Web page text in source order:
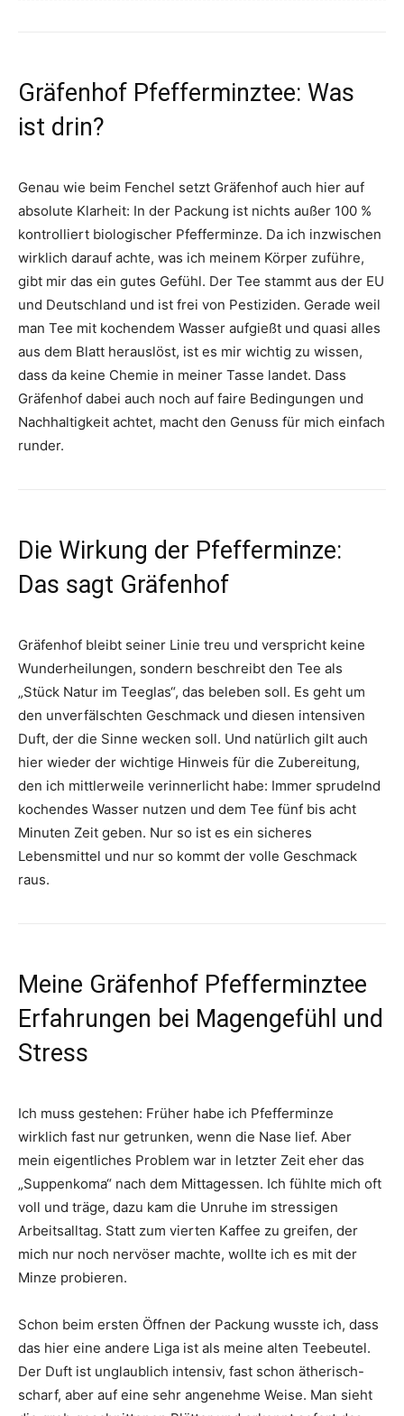
Gräfenhof Pfefferminztee: Was
ist drin?
Genau wie beim Fenchel setzt Gräfenhof auch hier auf
absolute Klarheit: In der Packung ist nichts außer 100 %
kontrolliert biologischer Pfefferminze. Da ich inzwischen
wirklich darauf achte, was ich meinem Körper zuführe,
gibt mir das ein gutes Gefühl. Der Tee stammt aus der EU
und Deutschland und ist frei von Pestiziden. Gerade weil
man Tee mit kochendem Wasser aufgießt und quasi alles
aus dem Blatt herauslöst, ist es mir wichtig zu wissen,
dass da keine Chemie in meiner Tasse landet. Dass
Gräfenhof dabei auch noch auf faire Bedingungen und
Nachhaltigkeit achtet, macht den Genuss für mich einfach
runder.
Die Wirkung der Pfefferminze:
Das sagt Gräfenhof
Gräfenhof bleibt seiner Linie treu und verspricht keine
Wunderheilungen, sondern beschreibt den Tee als
„Stück Natur im Teeglas“, das beleben soll. Es geht um
den unverfälschten Geschmack und diesen intensiven
Duft, der die Sinne wecken soll. Und natürlich gilt auch
hier wieder der wichtige Hinweis für die Zubereitung,
den ich mittlerweile verinnerlicht habe: Immer sprudelnd
kochendes Wasser nutzen und dem Tee fünf bis acht
Minuten Zeit geben. Nur so ist es ein sicheres
Lebensmittel und nur so kommt der volle Geschmack
raus.
Meine Gräfenhof Pfefferminztee
Erfahrungen bei Magengefühl und
Stress
Ich muss gestehen: Früher habe ich Pfefferminze
wirklich fast nur getrunken, wenn die Nase lief. Aber
mein eigentliches Problem war in letzter Zeit eher das
„Suppenkoma“ nach dem Mittagessen. Ich fühlte mich oft
voll und träge, dazu kam die Unruhe im stressigen
Arbeitsalltag. Statt zum vierten Kaffee zu greifen, der
mich nur noch nervöser machte, wollte ich es mit der
Minze probieren.
Schon beim ersten Öffnen der Packung wusste ich, dass
das hier eine andere Liga ist als meine alten Teebeutel.
Der Duft ist unglaublich intensiv, fast schon ätherisch-
scharf, aber auf eine sehr angenehme Weise. Man sieht